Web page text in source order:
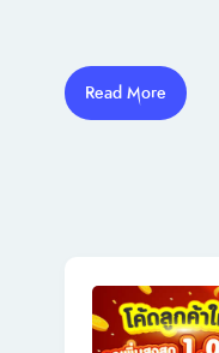
Read More